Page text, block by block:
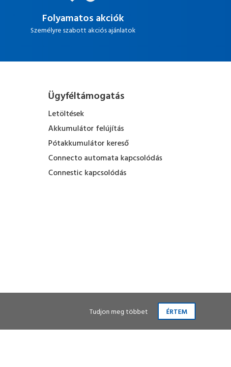
Folyamatos akciók
Személyre szabott akciós ajánlatok
Ügyféltámogatás
Letöltések
Akkumulátor felújítás
Pótakkumulátor kereső
Connecto automata kapcsolódás
Connestic kapcsolódás
ÉRTEM
Tudjon meg többet